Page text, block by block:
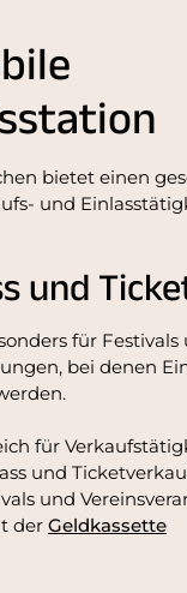
bietet einen
und
und
für Festivals
bei denen
für
und
und
der Geldkassette